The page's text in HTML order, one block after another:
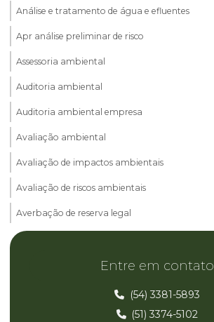
Análise e tratamento de água e efluentes
Apr análise preliminar de risco
Assessoria ambiental
Auditoria ambiental
Auditoria ambiental empresa
Avaliação ambiental
Avaliação de impactos ambientais
Avaliação de riscos ambientais
Averbação de reserva legal
Cadastro ambiental rural car
Consultoria ambiental
Consultoria ambiental parana
Consultoria ambiental rio grande do sul
Entre em contato
(54) 3381-5893
(51) 3374-5102